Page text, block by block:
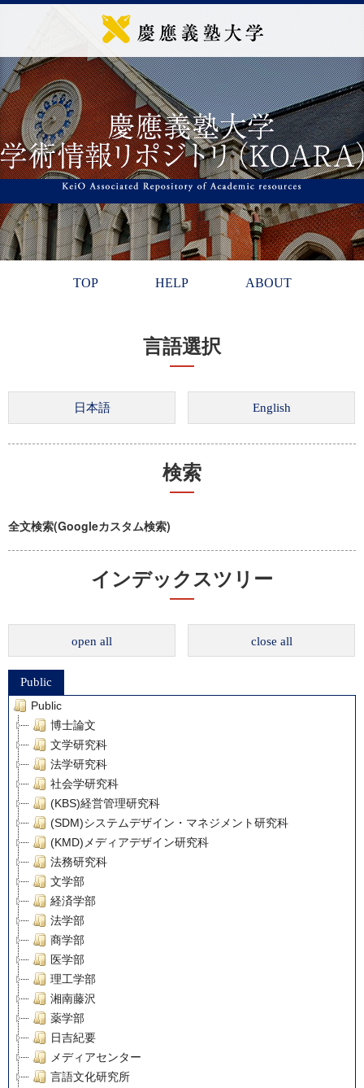
TOP HELP ABOUT
言語選択
検索
全文検索(Googleカスタム検索)
インデックスツリー
open all close all
Public
Public
博士論文
文学研究科
法学研究科
社会学研究科
(KBS)経営管理研究科
(SDM)システムデザイン・マネジメント研究科
(KMD)メディアデザイン研究科
法務研究科
文学部
経済学部
法学部
商学部
医学部
理工学部
湘南藤沢
薬学部
日吉紀要
メディアセンター
言語文化研究所